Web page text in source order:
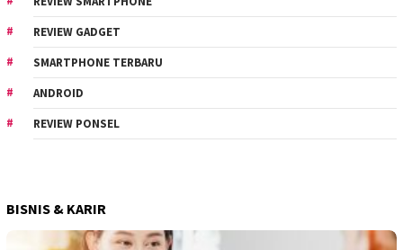
REVIEW GADGET
SMARTPHONE TERBARU
ANDROID
REVIEW PONSEL
BISNIS & KARIR